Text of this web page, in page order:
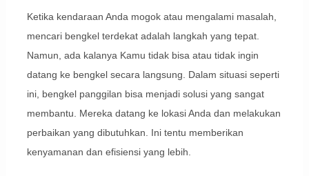
Ketika kendaraan Anda mogok atau mengalami masalah,
mencari bengkel terdekat adalah langkah yang tepat.
Namun, ada kalanya Kamu tidak bisa atau tidak ingin
datang ke bengkel secara langsung. Dalam situasi seperti
ini, bengkel panggilan bisa menjadi solusi yang sangat
membantu. Mereka datang ke lokasi Anda dan melakukan
perbaikan yang dibutuhkan. Ini tentu memberikan
kenyamanan dan efisiensi yang lebih.